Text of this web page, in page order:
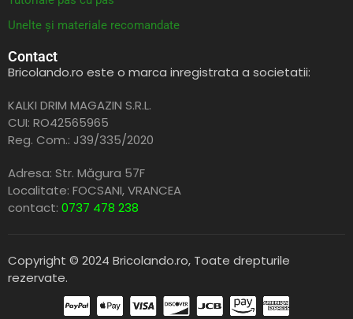
Unelte și materiale recomandate
Contact
Bricolando.ro este o marca inregistrata a societatii:
KALKI DRIM MAGAZIN S.R.L.
CUI: RO42565965
Reg. Com.: J39/335/2020
Adresa: Str. Măgura 57F
Localitate: FOCSANI,VRANCEA
contact: 0737 478 238
Copyright © 2024 Bricolando.ro, Toate drepturile
rezervate.